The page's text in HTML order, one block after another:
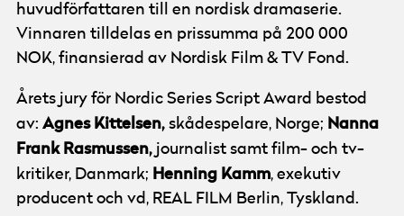
huvudförfattaren till en nordisk dramaserie.
Vinnaren tilldelas en prissumma på 200 000
NOK, finansierad av Nordisk Film & TV Fond.
Årets jury för Nordic Series Script Award bestod
av: Agnes Kittelsen, skådespelare, Norge; Nanna
Frank Rasmussen, journalist samt film- och tv-
kritiker, Danmark; Henning Kamm, exekutiv
producent och vd, REAL FILM Berlin, Tyskland.